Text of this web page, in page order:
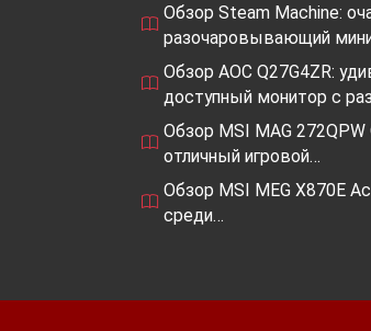
Обзор Steam Machine:
разочаровывающий
Обзор AOC Q27G4ZR:
доступный монитор с
Обзор MSI MAG 272QPW
отличный игровой…
Обзор MSI MEG X870E
среди…